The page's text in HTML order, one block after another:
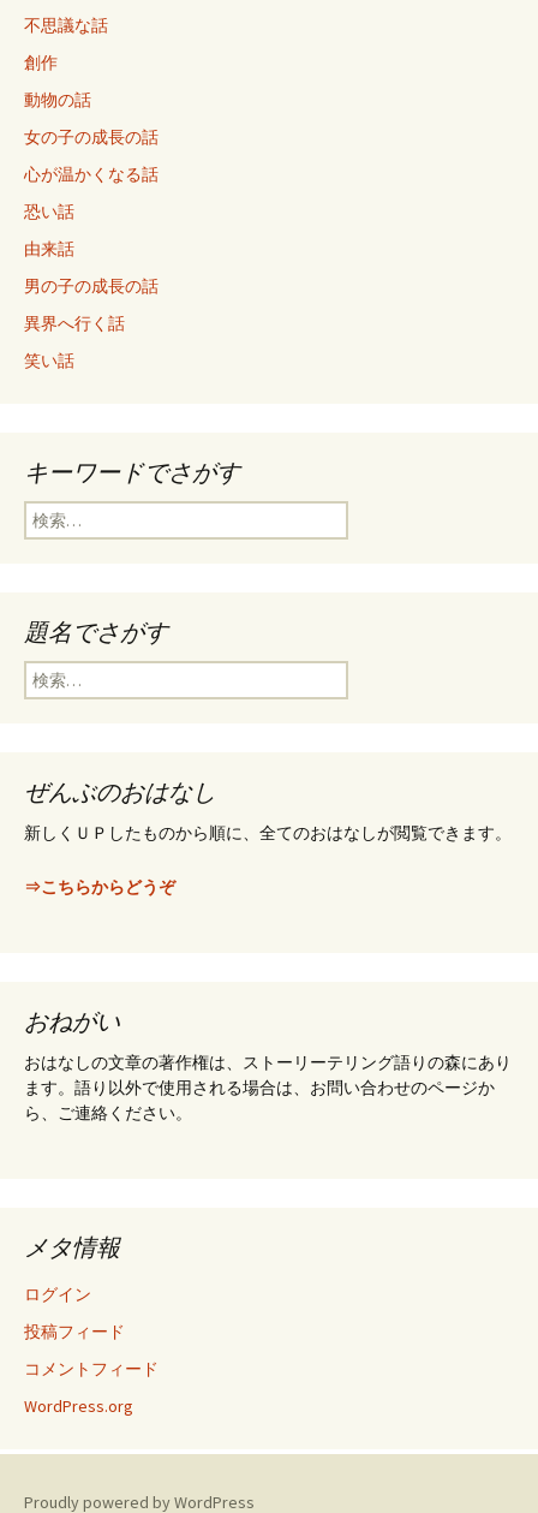
不思議な話
創作
動物の話
女の子の成長の話
心が温かくなる話
恐い話
由来話
男の子の成長の話
異界へ行く話
笑い話
キーワードでさがす
検
索
題名でさがす
検
索
ぜんぶのおはなし
新しくＵＰしたものから順に、全てのおはなしが閲覧できます。
⇒こちらからどうぞ
おねがい
おはなしの文章の著作権は、ストーリーテリング語りの森にあり
ます。語り以外で使用される場合は、お問い合わせのページか
ら、ご連絡ください。
メタ情報
ログイン
投稿フィード
コメントフィード
WordPress.org
Proudly powered by WordPress